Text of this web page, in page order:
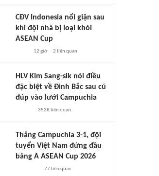
CĐV Indonesia nổi giận sau
khi đội nhà bị loại khỏi
ASEAN Cup
12 giờ 2 liên quan
HLV Kim Sang-sik nói điều
đặc biệt về Đình Bắc sau cú
đúp vào lưới Campuchia
3538 liên quan
Thắng Campuchia 3-1, đội
tuyển Việt Nam đứng đầu
bảng A ASEAN Cup 2026
77liên quan